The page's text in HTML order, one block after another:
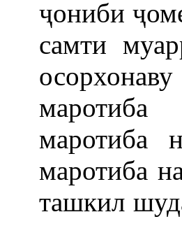
ҷониби
самти
маротиба
маротиба
ташкил